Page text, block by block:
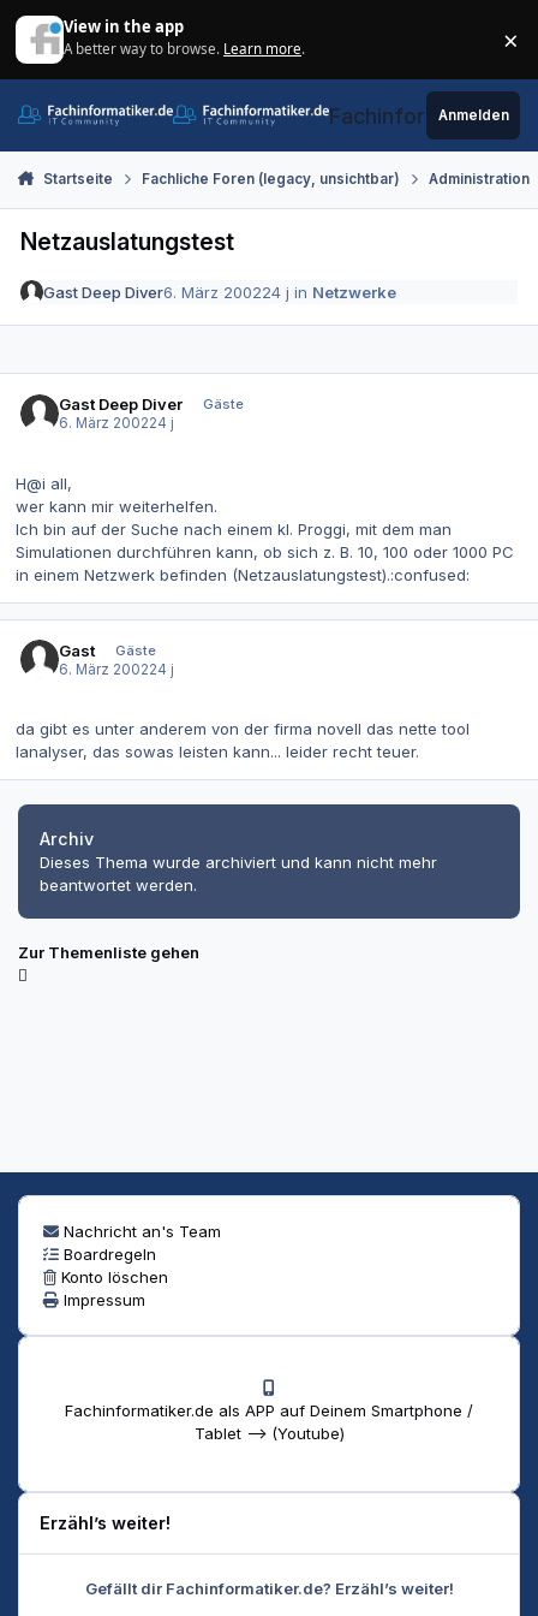
View in the app
A better way to browse. Learn more. ×
Fachinformatiker.de
Anmelden
Startseite Fachliche Foren (legacy, unsichtbar) Administration
Netzauslatungstest
Gast Deep Diver6. März 200224 j in Netzwerke
Gast Deep Diver
Gäste
6. März 200224 j
H@i all,
wer kann mir weiterhelfen.
Ich bin auf der Suche nach einem kl. Proggi, mit dem man
Simulationen durchführen kann, ob sich z. B. 10, 100 oder 1000 PC
in einem Netzwerk befinden (Netzauslatungstest).:confused:
Gast
Gäste
6. März 200224 j
da gibt es unter anderem von der firma novell das nette tool
lanalyser, das sowas leisten kann... leider recht teuer.
Archiv
Dieses Thema wurde archiviert und kann nicht mehr
beantwortet werden.
Zur Themenliste gehen
Nachricht an's Team
Boardregeln
Konto löschen
Impressum
Fachinformatiker.de als APP auf Deinem Smartphone /
Tablet --> (Youtube)
Erzähl’s weiter!
Gefällt dir Fachinformatiker.de? Erzähl’s weiter!